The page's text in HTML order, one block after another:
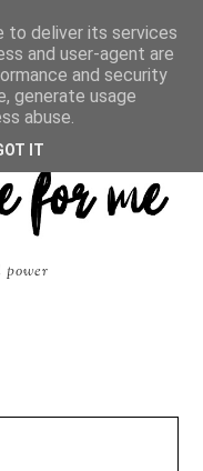
to deliver its services
and user-agent are
and security
generate usage
abuse.
IT